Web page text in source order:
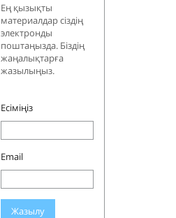
Ең қызықты
материалдар сіздің
электронды
поштаңызда. Біздің
жаңалықтарға
жазылыңыз.
Есіміңіз
Email
Жазылу